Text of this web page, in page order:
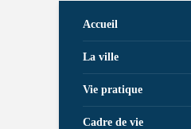
Accueil
La ville
Vie pratique
Cadre de vie